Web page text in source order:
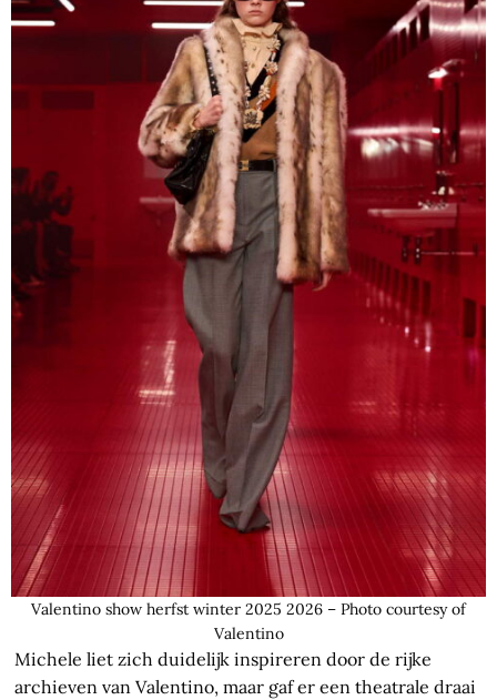
Valentino show herfst winter 2025 2026 – Photo courtesy of
Valentino
Michele liet zich duidelijk inspireren door de rijke
archieven van Valentino, maar gaf er een theatrale draai